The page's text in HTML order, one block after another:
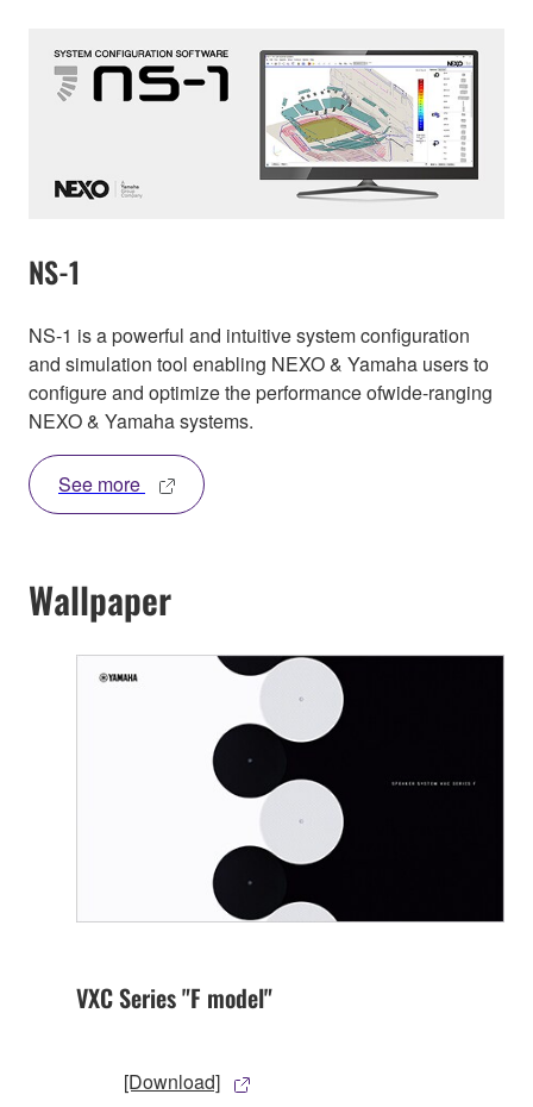
NS-1
NS-1 is a powerful and intuitive system configuration
and simulation tool enabling NEXO & Yamaha users to
configure and optimize the performance ofwide-ranging
NEXO & Yamaha systems.
See more
Wallpaper
VXC Series "F model"
[Download]